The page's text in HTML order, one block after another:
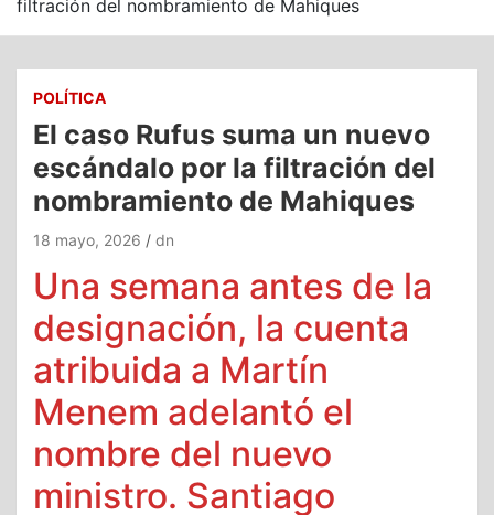
filtración del nombramiento de Mahiques
POLÍTICA
El caso Rufus suma un nuevo
escándalo por la filtración del
nombramiento de Mahiques
18 mayo, 2026 dn
Una semana antes de la
designación, la cuenta
atribuida a Martín
Menem adelantó el
nombre del nuevo
ministro. Santiago